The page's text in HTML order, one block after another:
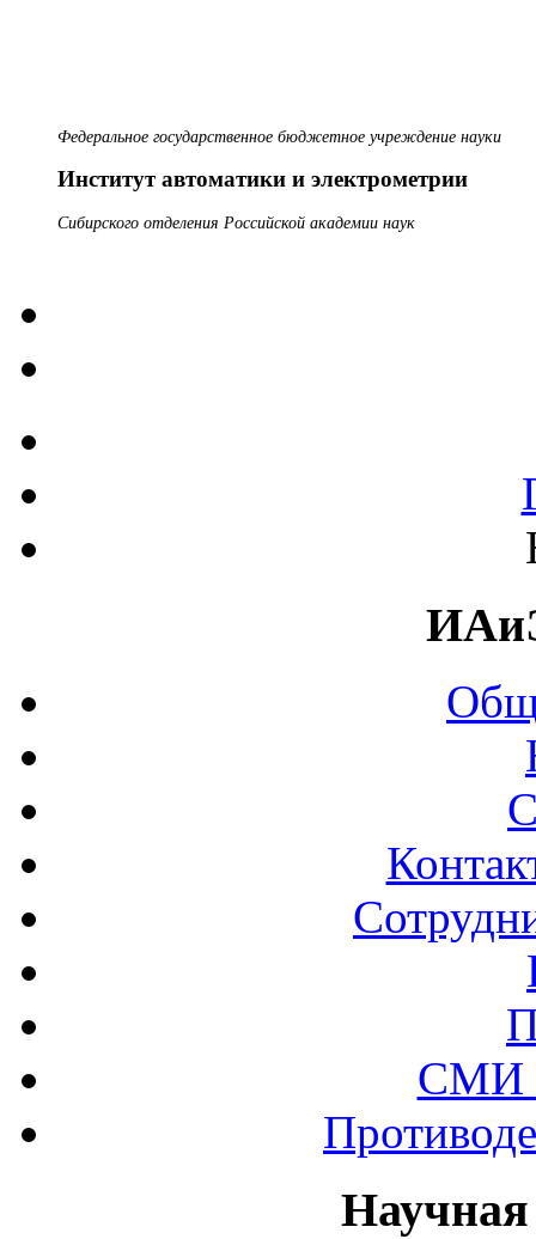
Федеральное государственное бюджетное учреждение науки
Институт автоматики и электрометрии
Сибирского отделения Российской академии наук
СМИ
Научная